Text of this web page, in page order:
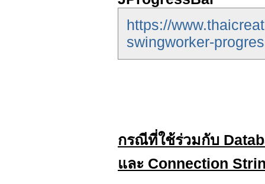
https://
swingworker-
กรณีที่ใช้ร่วมกับ
และ Connection